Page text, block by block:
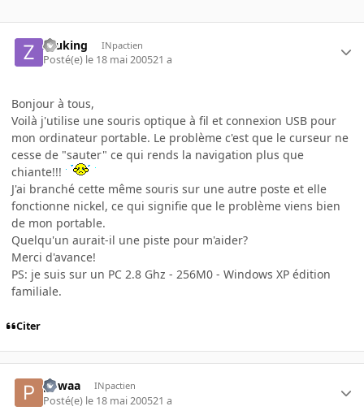
zeuking INpactien
Posté(e) le 18 mai 200521 a
Bonjour à tous,
Voilà j'utilise une souris optique à fil et connexion USB pour
mon ordinateur portable. Le problème c'est que le curseur ne
cesse de "sauter" ce qui rends la navigation plus que
chiante!!!
J'ai branché cette même souris sur une autre poste et elle
fonctionne nickel, ce qui signifie que le problème viens bien
de mon portable.
Quelqu'un aurait-il une piste pour m'aider?
Merci d'avance!
PS: je suis sur un PC 2.8 Ghz - 256M0 - Windows XP édition
familiale.
Citer
powaa INpactien
Posté(e) le 18 mai 200521 a